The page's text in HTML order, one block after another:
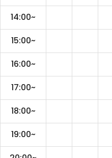
14:00~
15:00~
16:00~
17:00~
18:00~
19:00~